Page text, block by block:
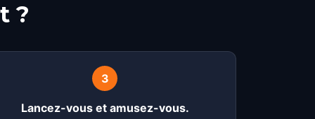
?
3
Lancez-vous et amusez-vous.